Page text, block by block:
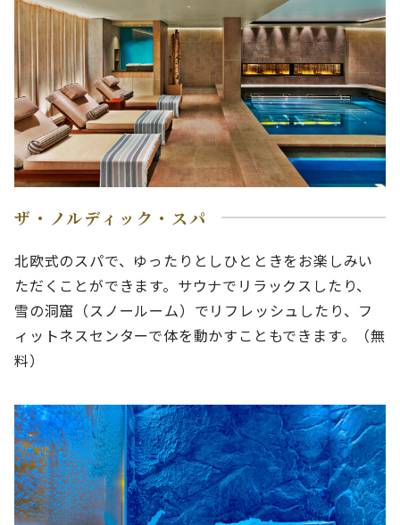
ザ・ノルディック・スパ
北欧式のスパで、ゆったりとしひとときをお楽しみい
ただくことができます。サウナでリラックスしたり、
雪の洞窟（スノールーム）でリフレッシュしたり、フ
ィットネスセンターで体を動かすこともできます。（無
料）